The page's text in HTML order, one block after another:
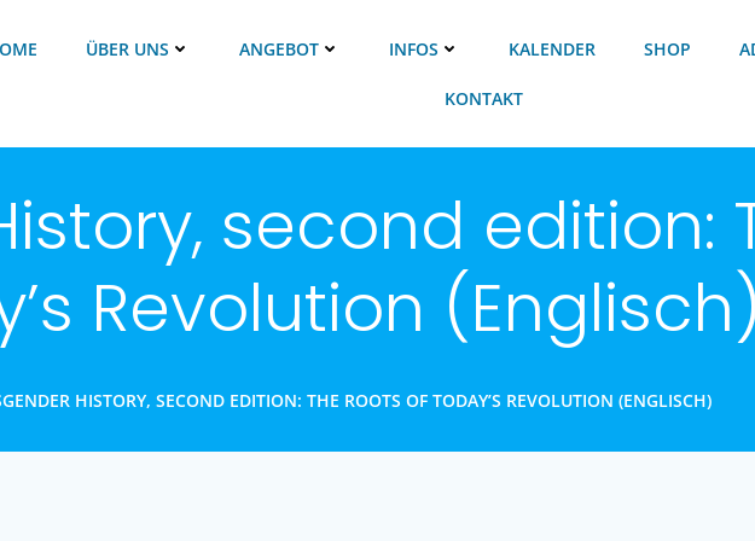
ÜBER UNS ANGEBOT INFOS KALENDER SHOP
KONTAKT
second edition:
Revolution
HISTORY, SECOND EDITION: THE ROOTS OF TODAY’S REVOLUTION (ENGLISCH)